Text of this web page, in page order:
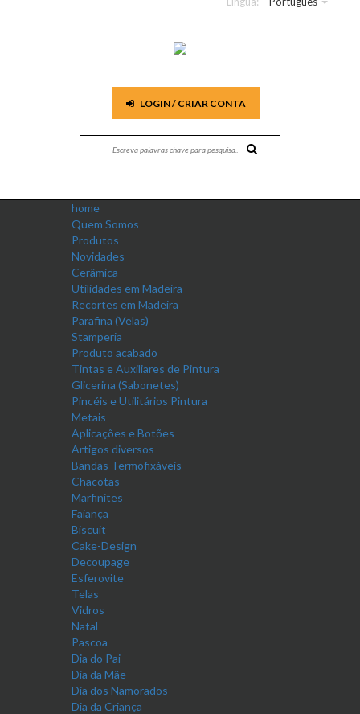
LOGIN / CRIAR CONTA
home
Quem Somos
Produtos
Novidades
Cerâmica
Utilidades em Madeira
Recortes em Madeira
Parafina (Velas)
Stamperia
Produto acabado
Tintas e Auxiliares de Pintura
Glicerina (Sabonetes)
Pincéis e Utilitários Pintura
Metais
Aplicações e Botões
Artigos diversos
Bandas Termofixáveis
Chacotas
Marfinites
Faiança
Biscuit
Cake-Design
Decoupage
Esferovite
Telas
Vidros
Natal
Pascoa
Dia do Pai
Dia da Mãe
Dia dos Namorados
Dia da Criança